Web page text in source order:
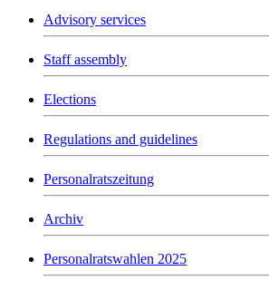
Advisory services
Staff assembly
Elections
Regulations and guidelines
Personalratszeitung
Archiv
Personalratswahlen 2025